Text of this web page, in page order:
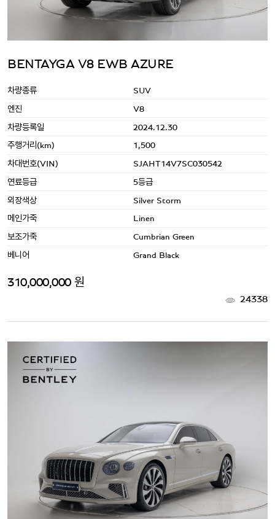
BENTAYGA V8 EWB AZURE
차량종류 SUV
엔진 V8
차량등록일 2024.12.30
주행거리(km) 1,500
차대번호(VIN) SJAHT14V7SC030542
연료등급 5등급
외장색상 Silver Storm
메인가죽 Linen
보조가죽 Cumbrian Green
베니어 Grand Black
310,000,000 원
24338